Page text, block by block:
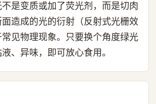
是变质或加了荧光剂，而是切肉
面造成的光的衍射（反射式光栅效
见物理现象。只要换个角度绿光
、异味，即可放心食用。